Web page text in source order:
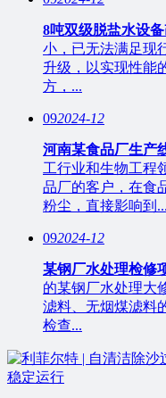
8吨双级脱盐水设
小，已无法满足现
升级，以实现性能
方，...
092024-12
河南某食品厂生产
工行业和生物工程
品厂的客户，在食
粉尘，直接影响到...
092024-12
某钢厂水处理检修
的某钢厂水处理大
滤料、无烟煤滤料
检查...